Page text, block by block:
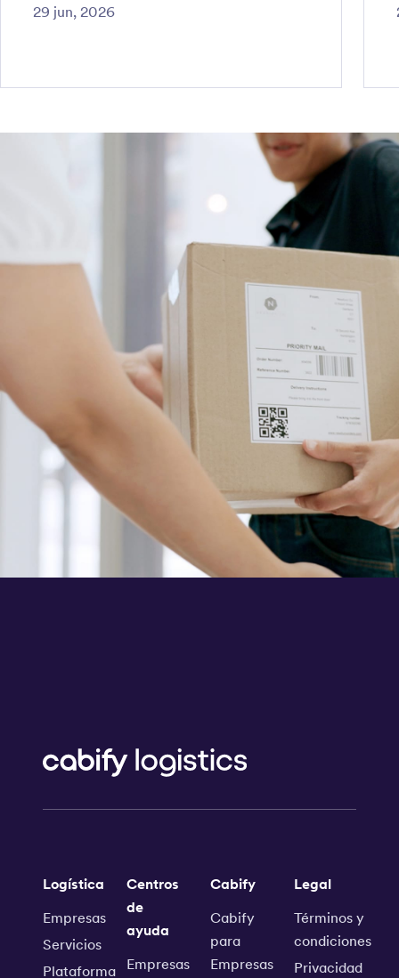
29 jun, 2026
Logística
Empresas
Servicios
Plataforma
Centros
de
ayuda
Empresas
Cabify
Cabify
para
Empresas
Legal
Términos y
condiciones
Privacidad